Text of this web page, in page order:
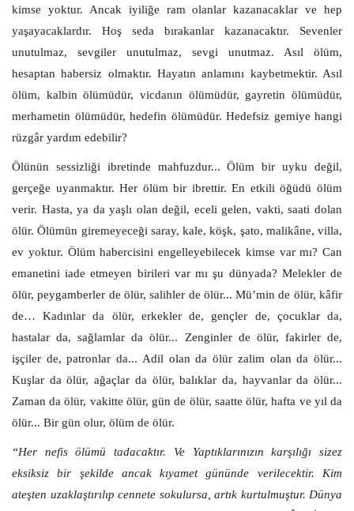
kimse yoktur. Ancak iyiliğe ram olanlar kazanacaklar ve hep
yaşayacaklardır. Hoş seda bırakanlar kazanacaktır. Sevenler
unutulmaz, sevgiler unutulmaz, sevgi unutmaz. Asıl ölüm,
hesaptan habersiz olmaktır. Hayatın anlamını kaybetmektir. Asıl
ölüm, kalbin ölümüdür, vicdanın ölümüdür, gayretin ölümüdür,
merhametin ölümüdür, hedefin ölümüdür. Hedefsiz gemiye hangi
rüzgâr yardım edebilir?
Ölünün sessizliği ibretinde mahfuzdur... Ölüm bir uyku değil,
gerçeğe uyanmaktır. Her ölüm bir ibrettir. En etkili öğüdü ölüm
verir. Hasta, ya da yaşlı olan değil, eceli gelen, vakti, saati dolan
ölür. Ölümün giremeyeceği saray, kale, köşk, şato, malikâne, villa,
ev yoktur. Ölüm habercisini engelleyebilecek kimse var mı? Can
emanetini iade etmeyen birileri var mı şu dünyada? Melekler de
ölür, peygamberler de ölür, salihler de ölür... Mü’min de ölür, kâfir
de… Kadınlar da ölür, erkekler de, gençler de, çocuklar da,
hastalar da, sağlamlar da ölür... Zenginler de ölür, fakirler de,
işçiler de, patronlar da... Adil olan da ölür zalim olan da ölür...
Kuşlar da ölür, ağaçlar da ölür, balıklar da, hayvanlar da ölür...
Zaman da ölür, vakitte ölür, gün de ölür, saatte ölür, hafta ve yıl da
ölür... Bir gün olur, ölüm de ölür.
“Her nefis ölümü tadacaktır. Ve Yaptıklarınızın karşılığı sizez
eksiksiz bir şekilde ancak kıyamet gününde verilecektir. Kim
ateşten uzaklaştırılıp cennete sokulursa, artık kurtulmuştur. Dünya